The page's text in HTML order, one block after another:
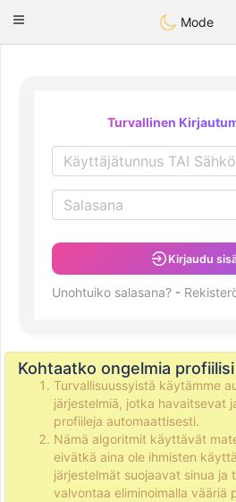
Deutsch
Toggle
Mode
Turvallinen
Kirjaudu
Unohtuiko salasana? -
Kohtaatko ongelmia
Turvallisuussyistä käytämme
järjestelmiä, jotka havaitsevat
profiileja automaattisesti.
Nämä algoritmit käyttävät
eivätkä aina ole ihmisten
järjestelmät suojaavat sinua ja
valvontaa eliminoimalla vääriä